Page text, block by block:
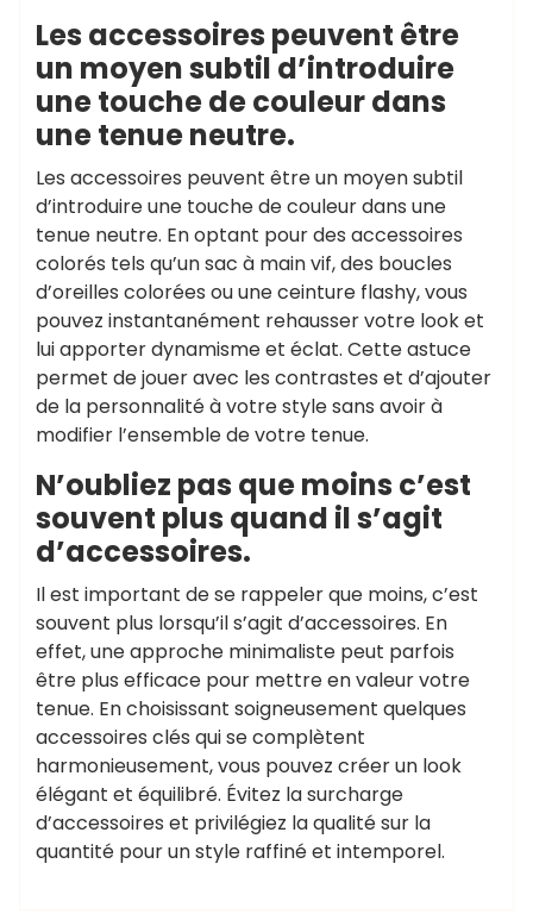
Les accessoires peuvent être
un moyen subtil d’introduire
une touche de couleur dans
une tenue neutre.
Les accessoires peuvent être un moyen subtil
d’introduire une touche de couleur dans une
tenue neutre. En optant pour des accessoires
colorés tels qu’un sac à main vif, des boucles
d’oreilles colorées ou une ceinture flashy, vous
pouvez instantanément rehausser votre look et
lui apporter dynamisme et éclat. Cette astuce
permet de jouer avec les contrastes et d’ajouter
de la personnalité à votre style sans avoir à
modifier l’ensemble de votre tenue.
N’oubliez pas que moins c’est
souvent plus quand il s’agit
d’accessoires.
Il est important de se rappeler que moins, c’est
souvent plus lorsqu’il s’agit d’accessoires. En
effet, une approche minimaliste peut parfois
être plus efficace pour mettre en valeur votre
tenue. En choisissant soigneusement quelques
accessoires clés qui se complètent
harmonieusement, vous pouvez créer un look
élégant et équilibré. Évitez la surcharge
d’accessoires et privilégiez la qualité sur la
quantité pour un style raffiné et intemporel.